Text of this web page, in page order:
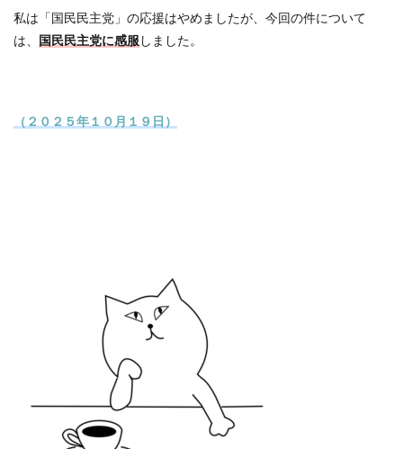
私は「国民民主党」の応援はやめましたが、今回の件について
は、 国民民主党に感服 しました。
（２０２５年１０月１９日）